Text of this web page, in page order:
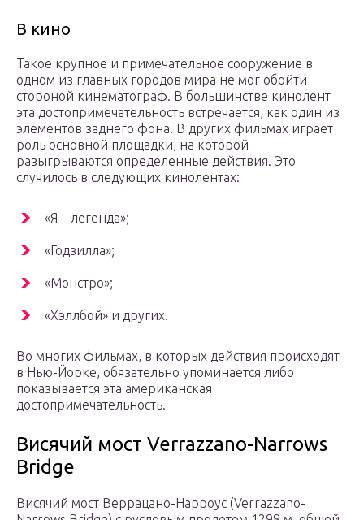
В кино
Такое крупное и примечательное сооружение в
одном из главных городов мира не мог обойти
стороной кинематограф. В большинстве кинолент
эта достопримечательность встречается, как один из
элементов заднего фона. В других фильмах играет
роль основной площадки, на которой
разыгрываются определенные действия. Это
случилось в следующих кинолентах:
«Я – легенда»;
«Годзилла»;
«Монстро»;
«Хэллбой» и других.
Во многих фильмах, в которых действия происходят
в Нью-Йорке, обязательно упоминается либо
показывается эта американская
достопримечательность.
Висячий мост Verrazzano-Narrows
Bridge
Висячий мост Веррацано-Нарроус (Verrazzano-